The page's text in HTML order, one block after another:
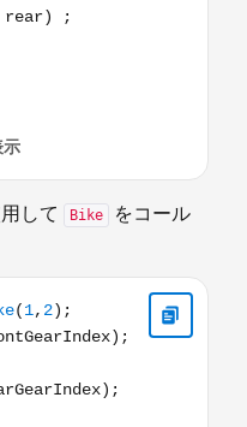
して Bike
をコール